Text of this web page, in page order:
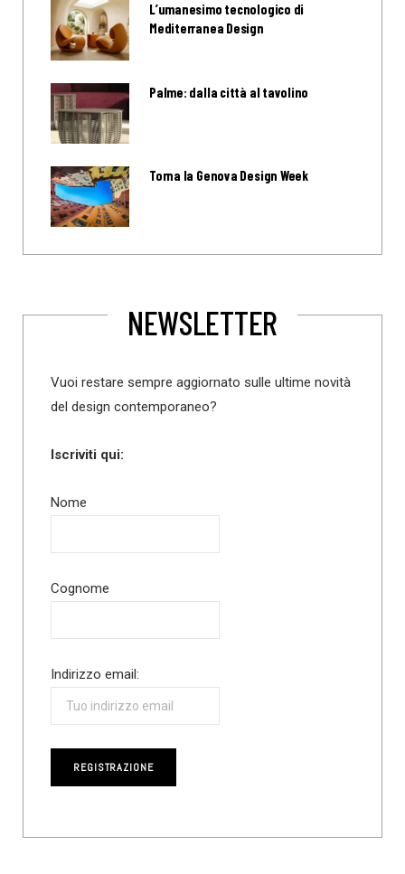
L’umanesimo tecnologico di
Mediterranea Design
Palme: dalla città al tavolino
Torna la Genova Design Week
NEWSLETTER
Vuoi restare sempre aggiornato sulle ultime novità
del design contemporaneo?
Iscriviti qui:
Nome
Cognome
Indirizzo email: